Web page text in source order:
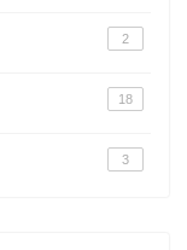
2
18
3